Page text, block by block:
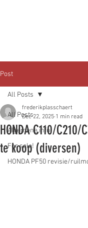
Post
All Posts
Algemene info
For sale!
HONDA PF50 revisie/
All Posts
HONDA C110/
te koop (diversen)
frederikplasschaert
Dec 22, 2025 1 min read